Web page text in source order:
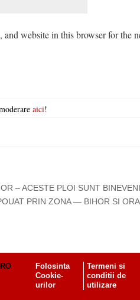
and website in this browser for the
aici!
– ACESTE PLOI SUNT
PRIN ZONA — BIHOR SI
Folosinta
Cookie-
urilor
Termeni si
conditii de
utilizare